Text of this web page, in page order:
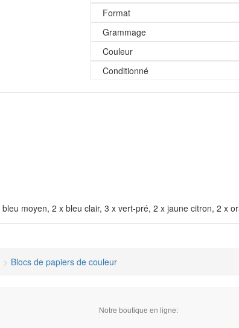
Format
Grammage
Couleur
Conditionné
moyen, 2 x bleu clair, 3 x vert-pré, 2 x jaune citron, 2 x
Blocs de papiers de couleur
Notre boutique en ligne: